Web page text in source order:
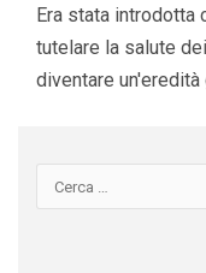
Era stata introdotta
tutelare la salute
diventare un'eredità